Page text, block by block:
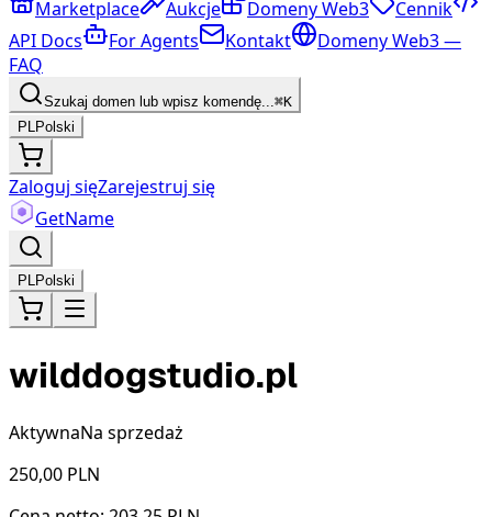
Marketplace Aukcje Domeny Web3
Cennik
API Docs
For Agents Kontakt
Domeny Web3 —
FAQ
Szukaj domen lub wpisz komendę...⌘K
PLPolski
Zaloguj sięZarejestruj się
GetName
PLPolski
wilddogstudio.pl
AktywnaNa sprzedaż
250,00 PLN